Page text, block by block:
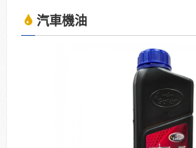
使用後產生引擎積碳、缸
2025年7月13日受KBS京
本
汽車機油